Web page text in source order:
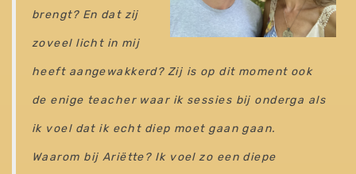
brengt? En dat zij
zoveel licht in mij
heeft aangewakkerd? Zij is op dit moment ook
de enige teacher waar ik sessies bij onderga als
ik voel dat ik echt diep moet gaan gaan.
Waarom bij Ariëtte? Ik voel zo een diepe